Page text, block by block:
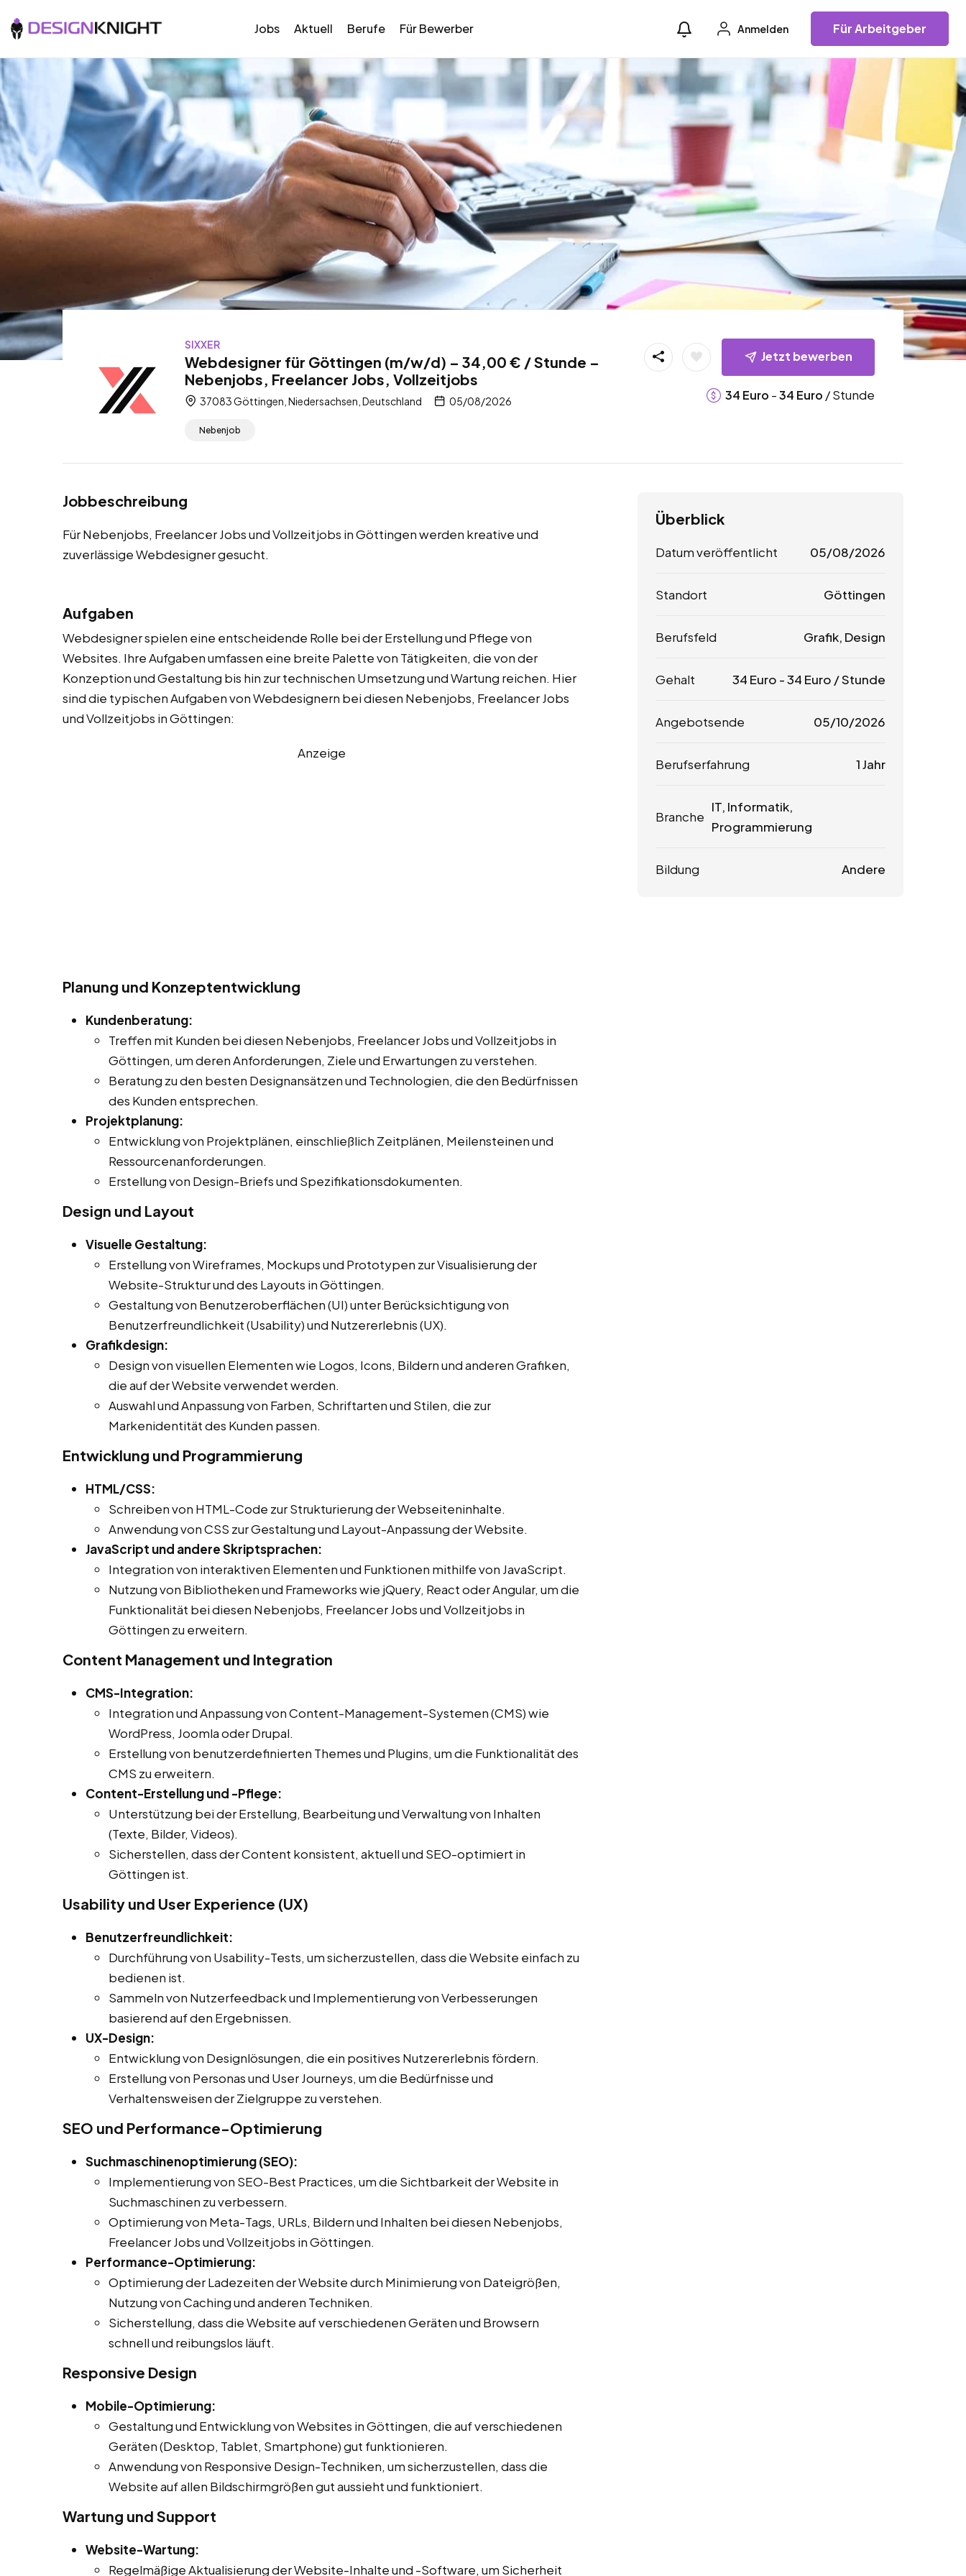
Jobs Aktuell Berufe Für Bewerber Anmelden Für Arbeitgeber
SIXXER
Webdesigner für Göttingen (m/w/d) – 34,00 € / Stunde –
Nebenjobs, Freelancer Jobs, Vollzeitjobs
37083 Göttingen, Niedersachsen, Deutschland 05/08/2026
Nebenjob
Jetzt bewerben
34 Euro -34 Euro / Stunde
Jobbeschreibung
Für Nebenjobs, Freelancer Jobs und Vollzeitjobs in Göttingen werden kreative und
zuverlässige Webdesigner gesucht.
Aufgaben
Webdesigner spielen eine entscheidende Rolle bei der Erstellung und Pflege von
Websites. Ihre Aufgaben umfassen eine breite Palette von Tätigkeiten, die von der
Konzeption und Gestaltung bis hin zur technischen Umsetzung und Wartung reichen. Hier
sind die typischen Aufgaben von Webdesignern bei diesen Nebenjobs, Freelancer Jobs
und Vollzeitjobs in Göttingen:
Anzeige
Planung und Konzeptentwicklung
Kundenberatung:
Treffen mit Kunden bei diesen Nebenjobs, Freelancer Jobs und Vollzeitjobs in
Göttingen, um deren Anforderungen, Ziele und Erwartungen zu verstehen.
Beratung zu den besten Designansätzen und Technologien, die den Bedürfnissen
des Kunden entsprechen.
Projektplanung:
Entwicklung von Projektplänen, einschließlich Zeitplänen, Meilensteinen und
Ressourcenanforderungen.
Erstellung von Design-Briefs und Spezifikationsdokumenten.
Design und Layout
Visuelle Gestaltung:
Erstellung von Wireframes, Mockups und Prototypen zur Visualisierung der
Website-Struktur und des Layouts in Göttingen.
Gestaltung von Benutzeroberflächen (UI) unter Berücksichtigung von
Benutzerfreundlichkeit (Usability) und Nutzererlebnis (UX).
Grafikdesign:
Design von visuellen Elementen wie Logos, Icons, Bildern und anderen Grafiken,
die auf der Website verwendet werden.
Auswahl und Anpassung von Farben, Schriftarten und Stilen, die zur
Markenidentität des Kunden passen.
Entwicklung und Programmierung
HTML/CSS:
Schreiben von HTML-Code zur Strukturierung der Webseiteninhalte.
Anwendung von CSS zur Gestaltung und Layout-Anpassung der Website.
JavaScript und andere Skriptsprachen:
Integration von interaktiven Elementen und Funktionen mithilfe von JavaScript.
Nutzung von Bibliotheken und Frameworks wie jQuery, React oder Angular, um die
Funktionalität bei diesen Nebenjobs, Freelancer Jobs und Vollzeitjobs in
Göttingen zu erweitern.
Content Management und Integration
CMS-Integration:
Integration und Anpassung von Content-Management-Systemen (CMS) wie
WordPress, Joomla oder Drupal.
Erstellung von benutzerdefinierten Themes und Plugins, um die Funktionalität des
CMS zu erweitern.
Content-Erstellung und -Pflege:
Unterstützung bei der Erstellung, Bearbeitung und Verwaltung von Inhalten
(Texte, Bilder, Videos).
Sicherstellen, dass der Content konsistent, aktuell und SEO-optimiert in
Göttingen ist.
Usability und User Experience (UX)
Benutzerfreundlichkeit:
Durchführung von Usability-Tests, um sicherzustellen, dass die Website einfach zu
bedienen ist.
Sammeln von Nutzerfeedback und Implementierung von Verbesserungen
basierend auf den Ergebnissen.
UX-Design:
Entwicklung von Designlösungen, die ein positives Nutzererlebnis fördern.
Erstellung von Personas und User Journeys, um die Bedürfnisse und
Verhaltensweisen der Zielgruppe zu verstehen.
SEO und Performance-Optimierung
Suchmaschinenoptimierung (SEO):
Implementierung von SEO-Best Practices, um die Sichtbarkeit der Website in
Suchmaschinen zu verbessern.
Optimierung von Meta-Tags, URLs, Bildern und Inhalten bei diesen Nebenjobs,
Freelancer Jobs und Vollzeitjobs in Göttingen.
Performance-Optimierung:
Optimierung der Ladezeiten der Website durch Minimierung von Dateigrößen,
Nutzung von Caching und anderen Techniken.
Sicherstellung, dass die Website auf verschiedenen Geräten und Browsern
schnell und reibungslos läuft.
Responsive Design
Mobile-Optimierung:
Gestaltung und Entwicklung von Websites in Göttingen, die auf verschiedenen
Geräten (Desktop, Tablet, Smartphone) gut funktionieren.
Anwendung von Responsive Design-Techniken, um sicherzustellen, dass die
Website auf allen Bildschirmgrößen gut aussieht und funktioniert.
Wartung und Support
Website-Wartung:
Regelmäßige Aktualisierung der Website-Inhalte und -Software, um Sicherheit
Überblick
Datum veröffentlicht 05/08/2026
Standort Göttingen
Berufsfeld Grafik, Design
Gehalt 34 Euro -34 Euro / Stunde
Angebotsende 05/10/2026
Berufserfahrung 1 Jahr
Branche
IT, Informatik,
Programmierung
Bildung Andere